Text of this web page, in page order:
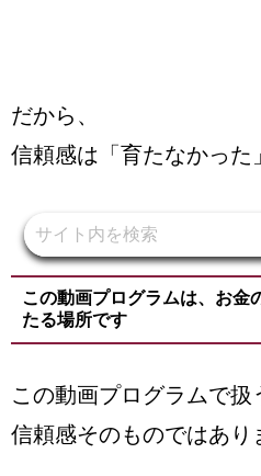
だから、
信頼感は「育たなかった
この動画プログラムは、お金
たる場所です
この動画プログラムで扱
信頼感そのものではあり